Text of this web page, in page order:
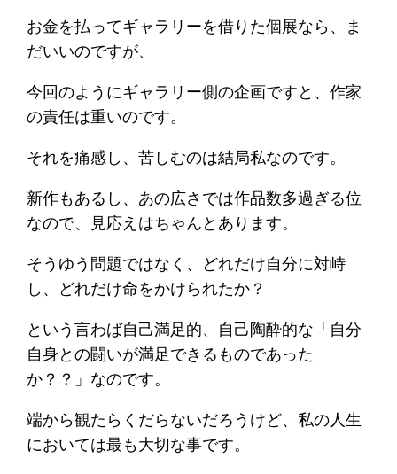
お金を払ってギャラリーを借りた個展なら、ま
だいいのですが、
今回のようにギャラリー側の企画ですと、作家
の責任は重いのです。
それを痛感し、苦しむのは結局私なのです。
新作もあるし、あの広さでは作品数多過ぎる位
なので、見応えはちゃんとあります。
そうゆう問題ではなく、どれだけ自分に対峙
し、どれだけ命をかけられたか？
という言わば自己満足的、自己陶酔的な「自分
自身との闘いが満足できるものであった
か？？」なのです。
端から観たらくだらないだろうけど、私の人生
においては最も大切な事です。